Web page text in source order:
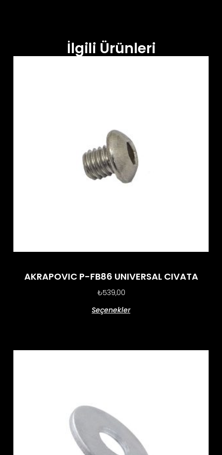
İlgili Ürünleri
AKRAPOVIC P-FB86 UNIVERSAL CIVATA
₺539,00
Seçenekler